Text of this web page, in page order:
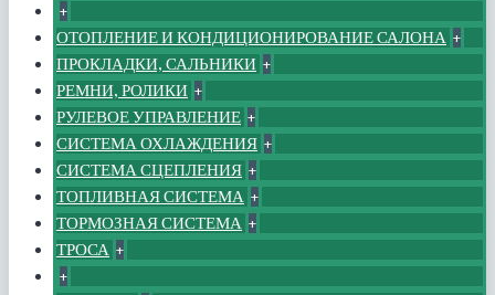
+
ОТОПЛЕНИЕ И КОНДИЦИОНИРОВАНИЕ САЛОНА +
ПРОКЛАДКИ, САЛЬНИКИ +
РЕМНИ, РОЛИКИ +
РУЛЕВОЕ УПРАВЛЕНИЕ +
СИСТЕМА ОХЛАЖДЕНИЯ +
СИСТЕМА СЦЕПЛЕНИЯ +
ТОПЛИВНАЯ СИСТЕМА +
ТОРМОЗНАЯ СИСТЕМА +
ТРОСА +
+